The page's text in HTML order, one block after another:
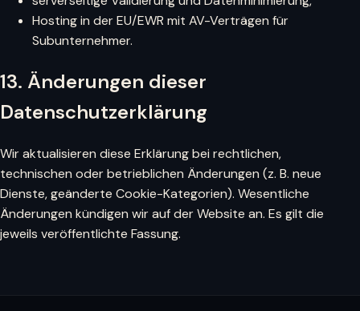
Hosting in der EU/EWR mit AV-Verträgen für
Subunternehmer.
13. Änderungen dieser
Datenschutzerklärung
Wir aktualisieren diese Erklärung bei rechtlichen,
technischen oder betrieblichen Änderungen (z. B. neue
Dienste, geänderte Cookie-Kategorien). Wesentliche
Änderungen kündigen wir auf der Website an. Es gilt die
jeweils veröffentlichte Fassung.